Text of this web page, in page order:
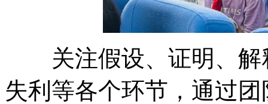
关注假设、证明、解
失利等各个环节，通过